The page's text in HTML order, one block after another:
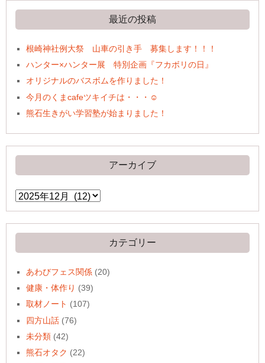
最近の投稿
根崎神社例大祭 山車の引き手 募集します！！！
ハンター×ハンター展 特別企画『フカボリの日』
オリジナルのバスボムを作りました！
今月のくまcafeツキイチは・・・☺
熊石生きがい学習塾が始まりました！
アーカイブ
ア
ー
イ
ブ
カテゴリー
あわびフェス関係 (20)
健康・体作り (39)
取材ノート (107)
四方山話 (76)
未分類 (42)
熊石オタク (22)